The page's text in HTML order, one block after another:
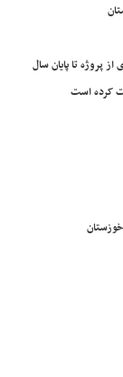
پروژه تا پایان سال
کرده است